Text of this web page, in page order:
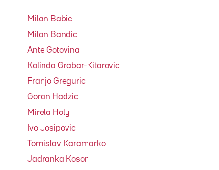
Milan Babic
Milan Bandic
Ante Gotovina
Kolinda Grabar-Kitarovic
Franjo Greguric
Goran Hadzic
Mirela Holy
Ivo Josipovic
Tomislav Karamarko
Jadranka Kosor